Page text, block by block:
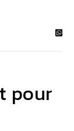
pour